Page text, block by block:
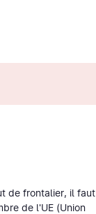
de frontalier, il faut
de l'UE (Union